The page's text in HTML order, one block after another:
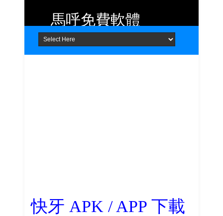
Home About Contact
馬呼免費軟體
提供 Android、iOS 好用的手機應用
程式及 Windows 免費軟體
快牙 APK / APP 下載